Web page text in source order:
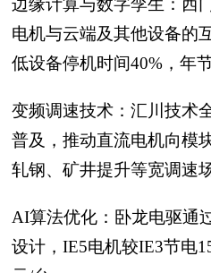
边缘计算与数字孪生：西
电机与云端及其他设备的
低设备停机时间40%，年
变频调速技术：汇川技术
普及，推动直流电机向模
轧钢、矿井提升等宽调速
AI算法优化：卧龙电驱通
设计，IE5电机较IE3节电